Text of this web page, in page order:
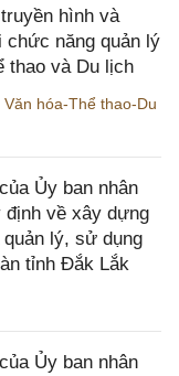
hình và
chức năng quản lý
thao và Du lịch
Văn hóa-Thể thao-Du
Ủy ban nhân
định về xây dựng
lý, sử dụng
tỉnh Đắk Lắk
Ủy ban nhân